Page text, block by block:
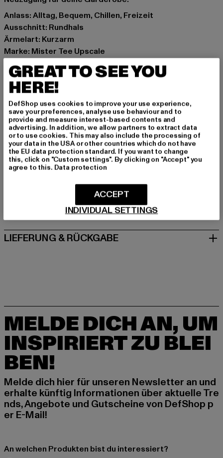
Anlass: Alltag, Bequem, Chillen, Freizeit
Ausschnitt: Rundhals
Ärmelart: Kurzarm
Marke: Mister Tee Upscale
Kat.: T-Shirts
Farbe: schwarz
Hersteller Farbe: black
Materialzusammensetzung: 100% Baumwolle
Art.Nr: MT2461-00007
Hersteller: TB International GmbH |info@tbint.de
Dr.-Robert-Murjahn-Straße 7 | 64372 Ober-Ramstadt |
DE
GRÖSSE & PASSFORM
PFLEGEHINWEISE
LIEFERUNG & RÜCKGABE
MELDE DICH AN, UM
INSPIRIERT ZU BLEI
BEN!
Melde dich hier für unseren Newsletter an und
erhalte künftig Informationen über aktuelle Tre
nds, Angebote und Gutscheine von DefShop p
er E-Mail!
An welchen Produkten bist du interessiert?
GREAT TO SEE YOU
HERE!
DefShop uses cookies to improve your use experience,
save your preferences, analyse use behaviour and to
provide and measure interest-based contents and
advertising. In addition, we allow partners to extract data
or to use cookies. This may also include the processing of
your data in the USA or other countries which do not have
the EU data protection standard. If you want to change
this, click on "Custom settings". By clicking on "Accept" you
agree to this. Data protection
INDIVIDUAL SETTINGS
ACCEPT